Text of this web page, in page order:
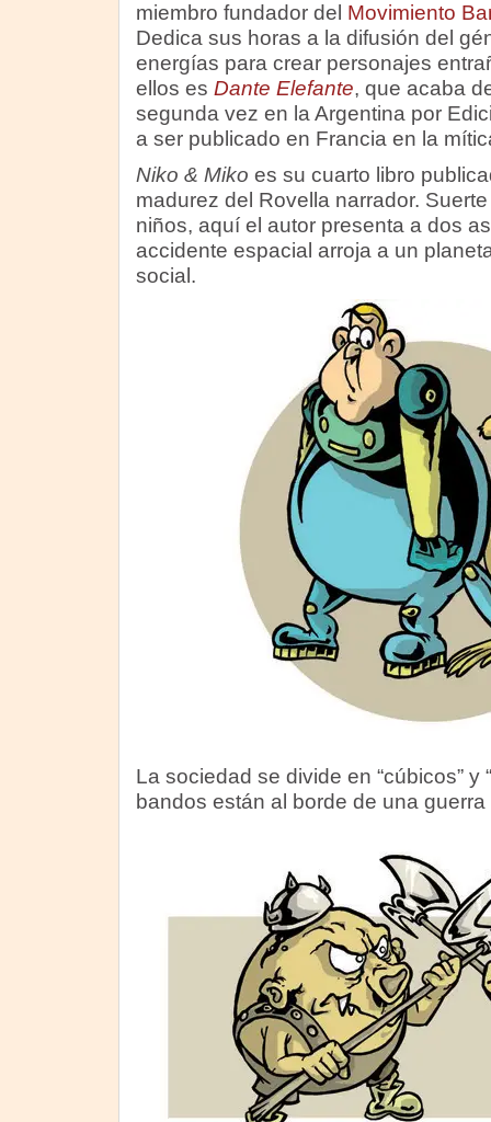
miembro fundador del Movimiento
Dedica sus horas a la difusión del
energías para crear personajes
ellos es Dante Elefante, que acaba
segunda vez en la Argentina por
a ser publicado en Francia en la
Niko & Miko es su cuarto libro
madurez del Rovella narrador.
niños, aquí el autor presenta a dos
accidente espacial arroja a un
social.
La sociedad se divide en “cúbicos” y
bandos están al borde de una guerra